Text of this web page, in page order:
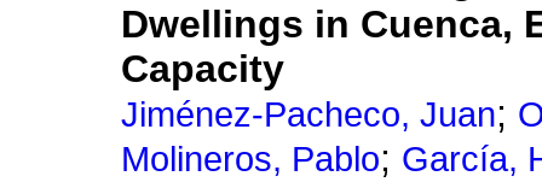
Dwellings in Cuenca,
Capacity
Jiménez-Pacheco, Juan;
Molineros, Pablo; García,